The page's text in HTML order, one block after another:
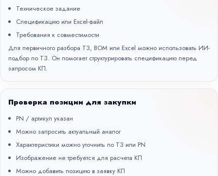
Техническое задание
Спецификацию или Excel-файл
Требования к совместимости
Для первичного разбора ТЗ, BOM или Excel можно использовать ИИ-
подбор по ТЗ. Он помогает структурировать спецификацию перед
запросом КП.
Проверка позиции для закупки
PN / артикул указан
Можно запросить актуальный аналог
Характеристики можно уточнить по ТЗ или PN
Изображение не требуется для расчета КП
Можно добавить позицию в заявку КП